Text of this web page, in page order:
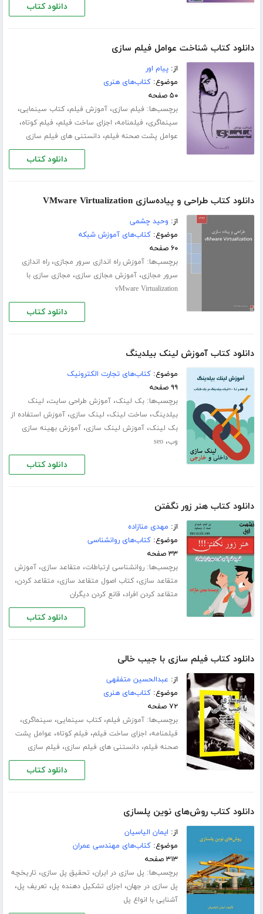
دانلود کتاب
دانلود کتاب شناخت عوامل فیلم سازی
از:پیام اور
موضوع:کتاب‌های هنری
۵۰ صفحه
برچسب‌ها: فیلم سازی،آموزش فیلم،کتاب سینمایی،
سینماگری، فیلمنامه، اجزای ساخت فیلم، فیلم کوتاه،
عوامل پشت صحنه فیلم،دانستنی های فیلم سازی
دانلود کتاب
دانلود کتاب طراحی و پیاده‌سازی VMware Virtualization
از: وحید چشمی
موضوع:کتاب‌های آموزش شبکه
۶۰ صفحه
برچسب‌ها:آموزش راه اندازی سرور مجازی،راه اندازی
سرور مجازی،آموزش مجازی سازی، مجازی سازی با
vMware Virtualization
دانلود کتاب
دانلود کتاب آموزش لینک بیلدینگ
موضوع:کتاب‌های تجارت الکترونیک
۹۹ صفحه
برچسب‌ها:بک لینک،آموزش طراحی سایت، لینک
بیلدینگ، ساخت لینک، لینک سازی،آموزش استفاده از
بک لینک،آموزش لینک سازی،آموزش بهینه سازی
وب،seo
دانلود کتاب
دانلود کتاب هنر زور نگفتن
از: مهدی منازاده
موضوع:کتاب‌های روانشناسی
۳۳ صفحه
برچسب‌ها:روانشناسی ارتباطات، متقاعد سازی،آموزش
متقاعد سازی،کتاب اصول متقاعد سازی، متقاعد کردن،
متقاعد کردن افراد، قانع کردن دیگران
دانلود کتاب
دانلود کتاب فیلم سازی با جیب خالی
از: عبدالحسین متفقهی
موضوع:کتاب‌های هنری
۷۲ صفحه
برچسب‌ها:آموزش فیلم،کتاب سینمایی، سینماگری،
فیلمنامه، اجزای ساخت فیلم، فیلم کوتاه، عوامل پشت
صحنه فیلم،دانستنی های فیلم سازی، فیلم سازی
دانلود کتاب
دانلود کتاب روش‌های نوین پلسازی
از: ایمان الیاسیان
موضوع:کتاب‌های مهندسی عمران
۳۱۳ صفحه
برچسب‌ها: پل سازی در ایران، تحقیق پل سازی، تاریخچه
پل سازی در جهان، اجزای تشکیل دهنده پل، تعریف پل،
آشنایی با انواع پل